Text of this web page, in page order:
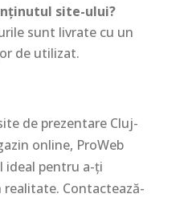
site-ului?
sunt livrate cu un
de utilizat.
de prezentare Cluj-
online, ProWeb
ideal pentru a-ți
Contactează-